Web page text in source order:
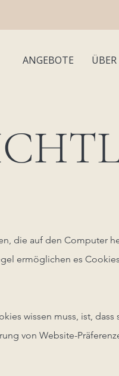
ANGEBOTE
die auf den Computer
ermöglichen es
wissen muss, ist, dass
von Website-